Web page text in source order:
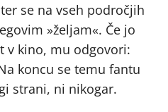
se na vseh področjih
»željam«. Če jo
v kino, mu odgovori:
koncu se temu fantu
strani, ni nikogar.